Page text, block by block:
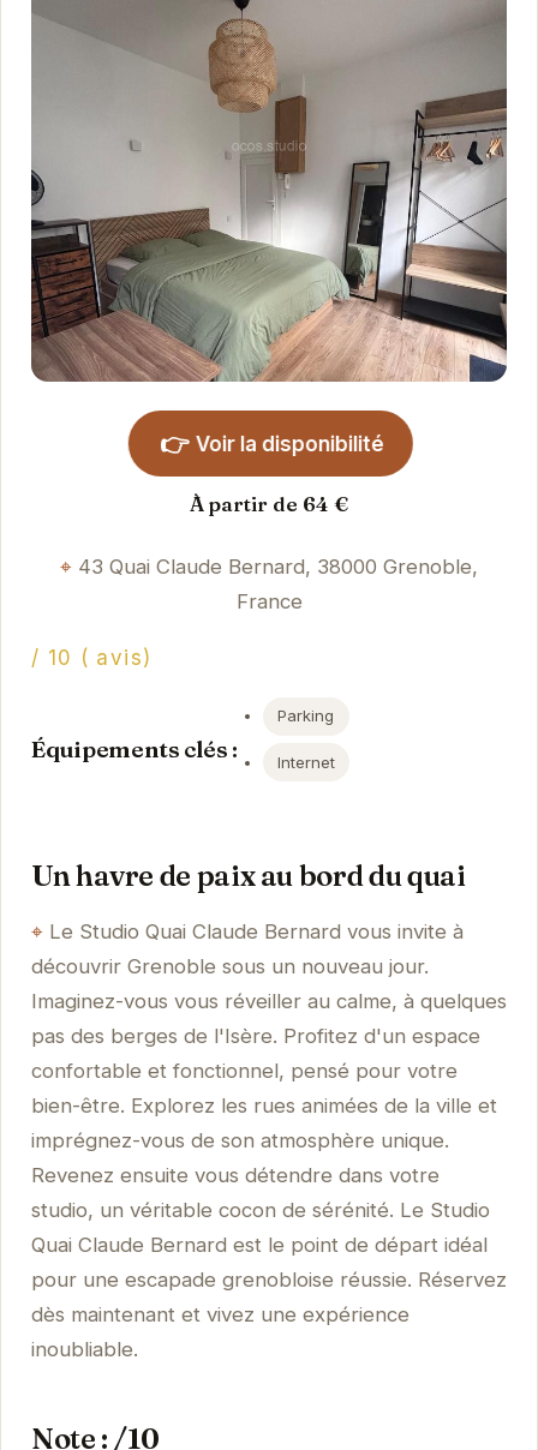
👉 Voir la disponibilité
À partir de 64 €
43 Quai Claude Bernard, 38000 Grenoble,
France
/ 10 ( avis)
Équipements clés :
Parking
Internet
Un havre de paix au bord du quai
Le Studio Quai Claude Bernard vous invite à
découvrir Grenoble sous un nouveau jour.
Imaginez-vous vous réveiller au calme, à quelques
pas des berges de l'Isère. Profitez d'un espace
confortable et fonctionnel, pensé pour votre
bien-être. Explorez les rues animées de la ville et
imprégnez-vous de son atmosphère unique.
Revenez ensuite vous détendre dans votre
studio, un véritable cocon de sérénité. Le Studio
Quai Claude Bernard est le point de départ idéal
pour une escapade grenobloise réussie. Réservez
dès maintenant et vivez une expérience
inoubliable.
Note : /10